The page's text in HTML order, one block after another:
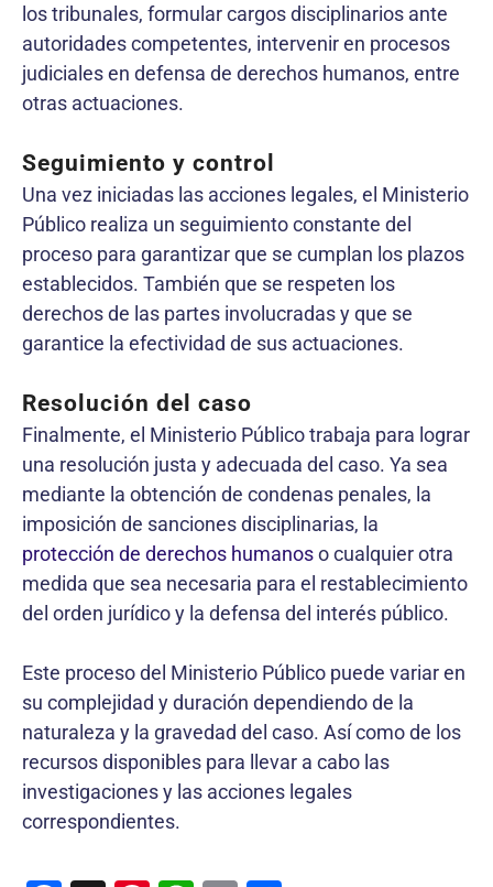
los tribunales, formular cargos disciplinarios ante
autoridades competentes, intervenir en procesos
judiciales en defensa de derechos humanos, entre
otras actuaciones.
Seguimiento y control
Una vez iniciadas las acciones legales, el Ministerio
Público realiza un seguimiento constante del
proceso para garantizar que se cumplan los plazos
establecidos. También que se respeten los
derechos de las partes involucradas y que se
garantice la efectividad de sus actuaciones.
Resolución del caso
Finalmente, el Ministerio Público trabaja para lograr
una resolución justa y adecuada del caso. Ya sea
mediante la obtención de condenas penales, la
imposición de sanciones disciplinarias, la
protección de derechos humanoso cualquier otra
medida que sea necesaria para el restablecimiento
del orden jurídico y la defensa del interés público.
Este proceso del Ministerio Público puede variar en
su complejidad y duración dependiendo de la
naturaleza y la gravedad del caso. Así como de los
recursos disponibles para llevar a cabo las
investigaciones y las acciones legales
correspondientes.